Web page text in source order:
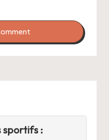
sportifs :